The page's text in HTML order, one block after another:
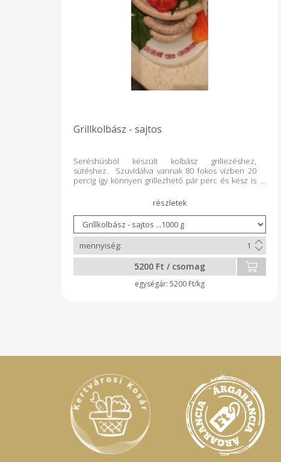
Grillkolbász - sajtos
Seréshúsból készült kolbász grillezéshez,
sütéshez. Szuvidálva vannak 80 fokos vízben 20
percig így könnyen grillezhető pár perc és kész is
grillkolbászkák. 1 szál kb. 60-100 g Min. rendelés
500 g A terméket pontos súlymérés alapján kell
fizetni.
5200 Ft / csomag
5200 Ft/kg